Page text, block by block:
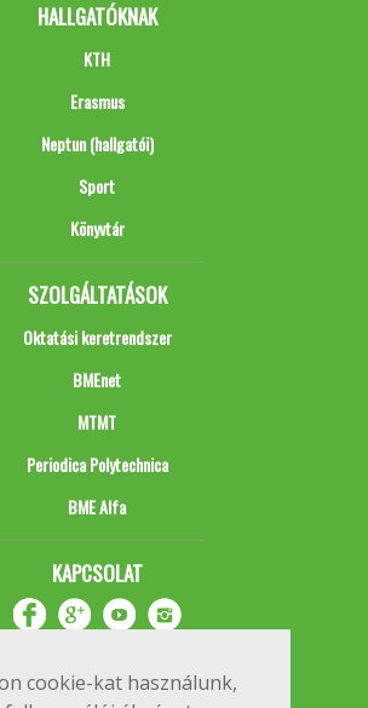
cookie-kat használunk,
HALLGATÓKNAK
KTH
Erasmus
Neptun (hallgatói)
Sport
Könyvtár
SZOLGÁLTATÁSOK
Oktatási keretrendszer
BMEnet
MTMT
Periodica Polytechnica
BME Alfa
KAPCSOLAT